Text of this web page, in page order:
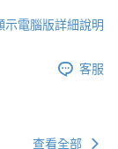
示電腦版詳細說明
客服
查看全部